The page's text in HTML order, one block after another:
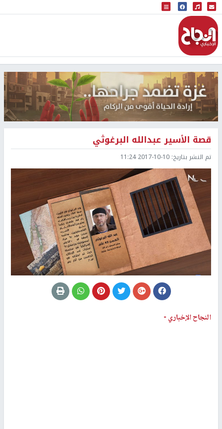
البث المباشر
إذاعة النجاح
قصة الأسير عبدالله البرغوثي
تم النشر بتاريخ: 2017-10-10 11:24
النجاح الإخباري -